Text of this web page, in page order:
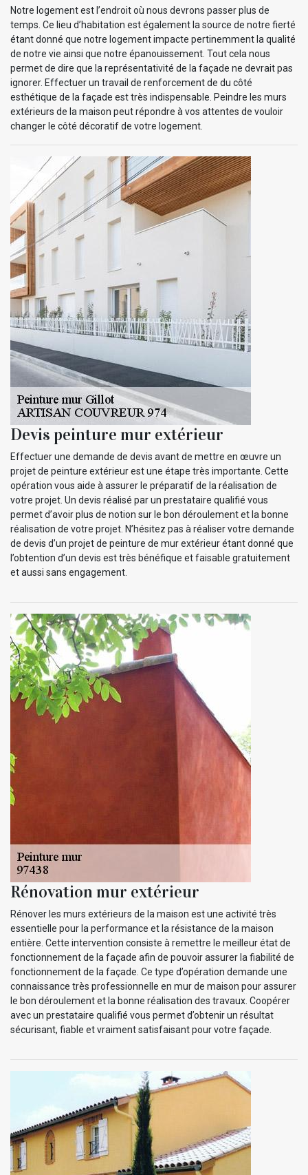
Notre logement est l’endroit où nous devrons passer plus de
temps. Ce lieu d’habitation est également la source de notre fierté
étant donné que notre logement impacte pertinemment la qualité
de notre vie ainsi que notre épanouissement. Tout cela nous
permet de dire que la représentativité de la façade ne devrait pas
ignorer. Effectuer un travail de renforcement de du côté
esthétique de la façade est très indispensable. Peindre les murs
extérieurs de la maison peut répondre à vos attentes de vouloir
changer le côté décoratif de votre logement.
Devis peinture mur extérieur
Effectuer une demande de devis avant de mettre en œuvre un
projet de peinture extérieur est une étape très importante. Cette
opération vous aide à assurer le préparatif de la réalisation de
votre projet. Un devis réalisé par un prestataire qualifié vous
permet d’avoir plus de notion sur le bon déroulement et la bonne
réalisation de votre projet. N’hésitez pas à réaliser votre demande
de devis d’un projet de peinture de mur extérieur étant donné que
l’obtention d’un devis est très bénéfique et faisable gratuitement
et aussi sans engagement.
Rénovation mur extérieur
Rénover les murs extérieurs de la maison est une activité très
essentielle pour la performance et la résistance de la maison
entière. Cette intervention consiste à remettre le meilleur état de
fonctionnement de la façade afin de pouvoir assurer la fiabilité de
fonctionnement de la façade. Ce type d’opération demande une
connaissance très professionnelle en mur de maison pour assurer
le bon déroulement et la bonne réalisation des travaux. Coopérer
avec un prestataire qualifié vous permet d’obtenir un résultat
sécurisant, fiable et vraiment satisfaisant pour votre façade.